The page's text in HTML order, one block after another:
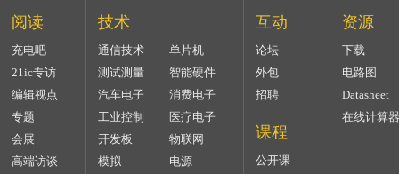
阅读
充电吧
21ic专访
编辑视点
专题
会展
高端访谈
技术
通信技术
单片机
测试测量
智能硬件
汽车电子
消费电子
工业控制
医疗电子
开发板
物联网
模拟
电源
互动
论坛
外包
招聘
课程
公开课
资源
下载
电路图
Datasheet
在线计算器